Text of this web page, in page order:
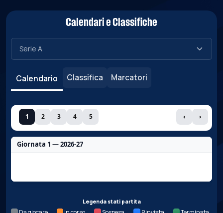
Calendari e Classifiche
Calendario Classifica Marcatori
1 2 3 4 5 ‹ ›
Giornata 1 — 2026-27
Legenda stati partita